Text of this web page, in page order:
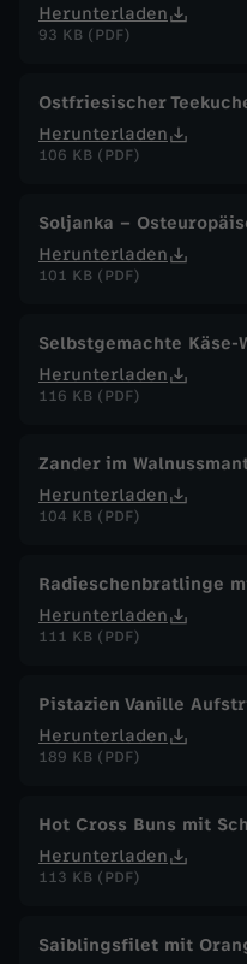
Herunterladen
93 KB (PDF)
Ostfriesischer
Herunterladen
106 KB (PDF)
Soljanka –
Herunterladen
101 KB (PDF)
Selbstgemachte Käse-
Herunterladen
116 KB (PDF)
Zander im
Herunterladen
104 KB (PDF)
Radieschenbratlinge
Herunterladen
111 KB (PDF)
Pistazien Vanille
Herunterladen
189 KB (PDF)
Hot Cross Buns mit
Herunterladen
113 KB (PDF)
Saiblingsfilet mit